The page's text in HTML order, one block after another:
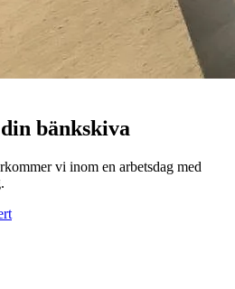
bänkskiva
vi inom en arbetsdag med